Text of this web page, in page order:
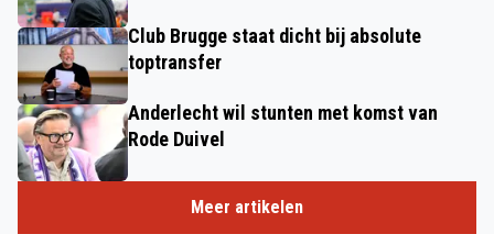
Club Brugge staat dicht bij absolute
toptransfer
Anderlecht wil stunten met komst van
Rode Duivel
Meer artikelen